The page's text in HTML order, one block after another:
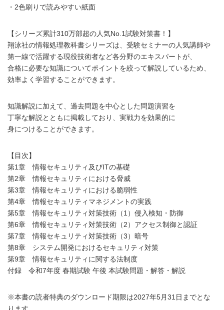
・2色刷りで読みやすい紙面
【シリーズ累計310万部超の人気No.1試験対策書！】
翔泳社の情報処理教科書シリーズは、受験セミナーの人気講師や
第一線で活躍する現役技術者など各分野のエキスパートが、
合格に必要な知識についてポイントを絞って解説しているため、
効率よく学習することができます。
知識解説に加えて、過去問題を中心とした問題演習を
丁寧な解説とともに掲載しており、実戦力を効果的に
身につけることができます。
【目次】
第1章 情報セキュリティ及びITの基礎
第2章 情報セキュリティにおける脅威
第3章 情報セキュリティにおける脆弱性
第4章 情報セキュリティマネジメントの実践
第5章 情報セキュリティ対策技術（1）侵入検知・防御
第6章 情報セキュリティ対策技術（2）アクセス制御と認証
第7章 情報セキュリティ対策技術（3）暗号
第8章 システム開発におけるセキュリティ対策
第9章 情報セキュリティに関する法制度
付録 令和7年度 春期試験 午後 本試験問題・解答・解説
※本書の読者特典のダウンロード期限は2027年5月31日までとな
ります。